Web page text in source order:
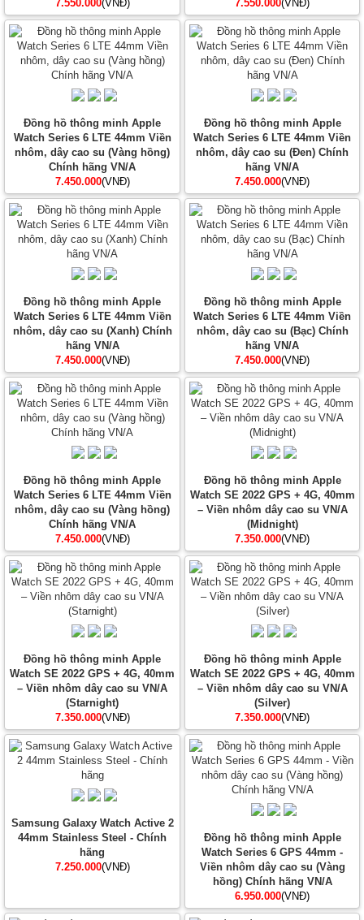
7.550.000(VNĐ) 7.550.000(VNĐ)
Đồng hồ thông minh Apple
Watch Series 6 LTE 44mm Viền
nhôm, dây cao su (Vàng hồng)
Chính hãng VN/A
7.450.000(VNĐ)
Đồng hồ thông minh Apple
Watch Series 6 LTE 44mm Viền
nhôm, dây cao su (Đen) Chính
hãng VN/A
7.450.000(VNĐ)
Đồng hồ thông minh Apple
Watch Series 6 LTE 44mm Viền
nhôm, dây cao su (Xanh) Chính
hãng VN/A
7.450.000(VNĐ)
Đồng hồ thông minh Apple
Watch Series 6 LTE 44mm Viền
nhôm, dây cao su (Bạc) Chính
hãng VN/A
7.450.000(VNĐ)
Đồng hồ thông minh Apple
Watch Series 6 LTE 44mm Viền
nhôm, dây cao su (Vàng hồng)
Chính hãng VN/A
7.450.000(VNĐ)
Đồng hồ thông minh Apple
Watch SE 2022 GPS + 4G, 40mm
– Viền nhôm dây cao su VN/A
(Midnight)
7.350.000(VNĐ)
Đồng hồ thông minh Apple
Watch SE 2022 GPS + 4G, 40mm
– Viền nhôm dây cao su VN/A
(Starnight)
7.350.000(VNĐ)
Đồng hồ thông minh Apple
Watch SE 2022 GPS + 4G, 40mm
– Viền nhôm dây cao su VN/A
(Silver)
7.350.000(VNĐ)
Samsung Galaxy Watch Active 2
44mm Stainless Steel - Chính
hãng
7.250.000(VNĐ)
Đồng hồ thông minh Apple
Watch Series 6 GPS 44mm -
Viền nhôm dây cao su (Vàng
hồng) Chính hãng VN/A
6.950.000(VNĐ)